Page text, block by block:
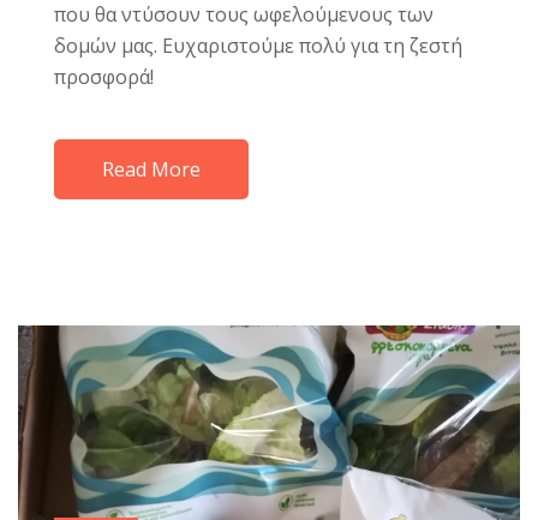
που θα ντύσουν τους ωφελούμενους των
δομών μας. Ευχαριστούμε πολύ για τη ζεστή
προσφορά!
Read More